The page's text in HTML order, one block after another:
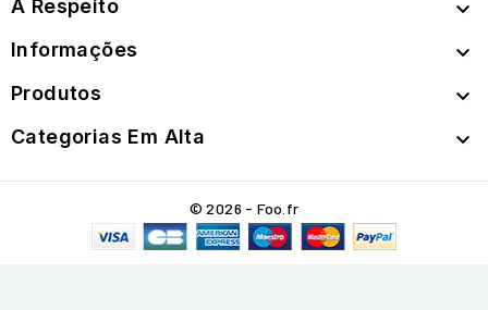
A Respeito 
Informações 
Produtos 
Categorias Em Alta 
© 2026 - Foo.fr